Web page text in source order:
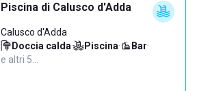
Piscina di Calusco d'Adda
Calusco d'Adda
Doccia calda· Piscina· Bar·
e altri 5…